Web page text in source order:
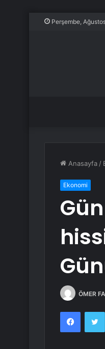
Perşembe,
Anasayfa /
Ekonomi
ÖMER